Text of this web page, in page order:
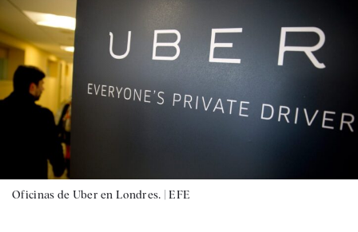
Oficinas de Uber en Londres. |EFE